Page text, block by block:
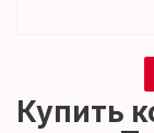
Купить